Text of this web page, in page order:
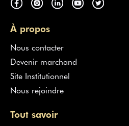
À propos
Nous contacter
Devenir marchand
Site Institutionnel
Nous rejoindre
Tout savoir